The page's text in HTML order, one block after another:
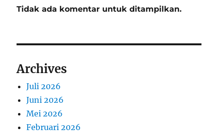
Tidak ada komentar untuk ditampilkan.
Archives
Juli 2026
Juni 2026
Mei 2026
Februari 2026